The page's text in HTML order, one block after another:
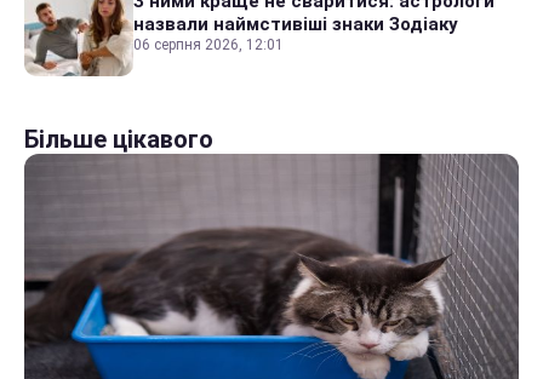
назвали наймстивіші знаки Зодіаку
06 серпня 2026, 12:01
Більше цікавого